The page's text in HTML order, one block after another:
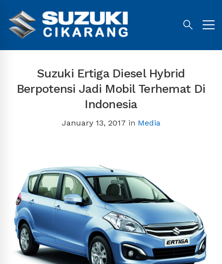
Suzuki Ertiga Diesel Hybrid
Berpotensi Jadi Mobil Terhemat Di
Indonesia
January 13, 2017 in Media